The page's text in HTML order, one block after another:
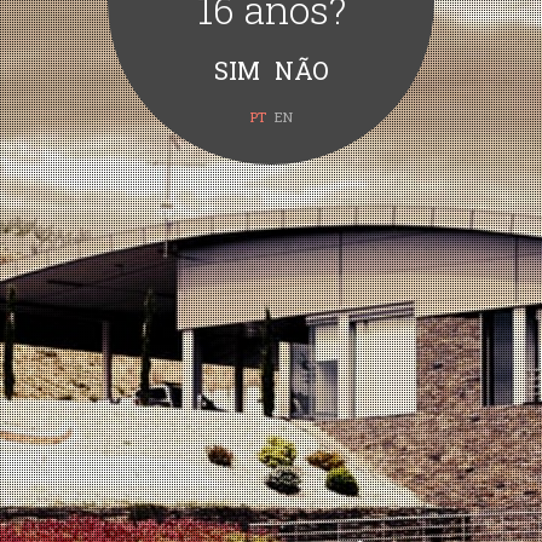
PT EN
Look’s Grande Reserva Tinto
Aroma a cerejas pretas, frutos vermelhos e frutos